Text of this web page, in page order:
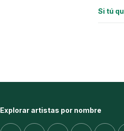
Si tú
Explorar artistas por nombre